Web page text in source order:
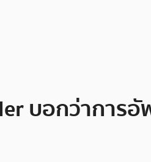
บอกว่าการอั